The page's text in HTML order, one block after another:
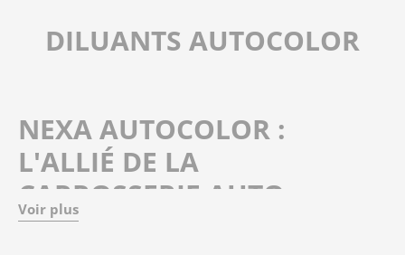
DILUANTS AUTOCOLOR
NEXA AUTOCOLOR :
L'ALLIÉ DE LA
CARROSSERIE AUTO
Voir plus